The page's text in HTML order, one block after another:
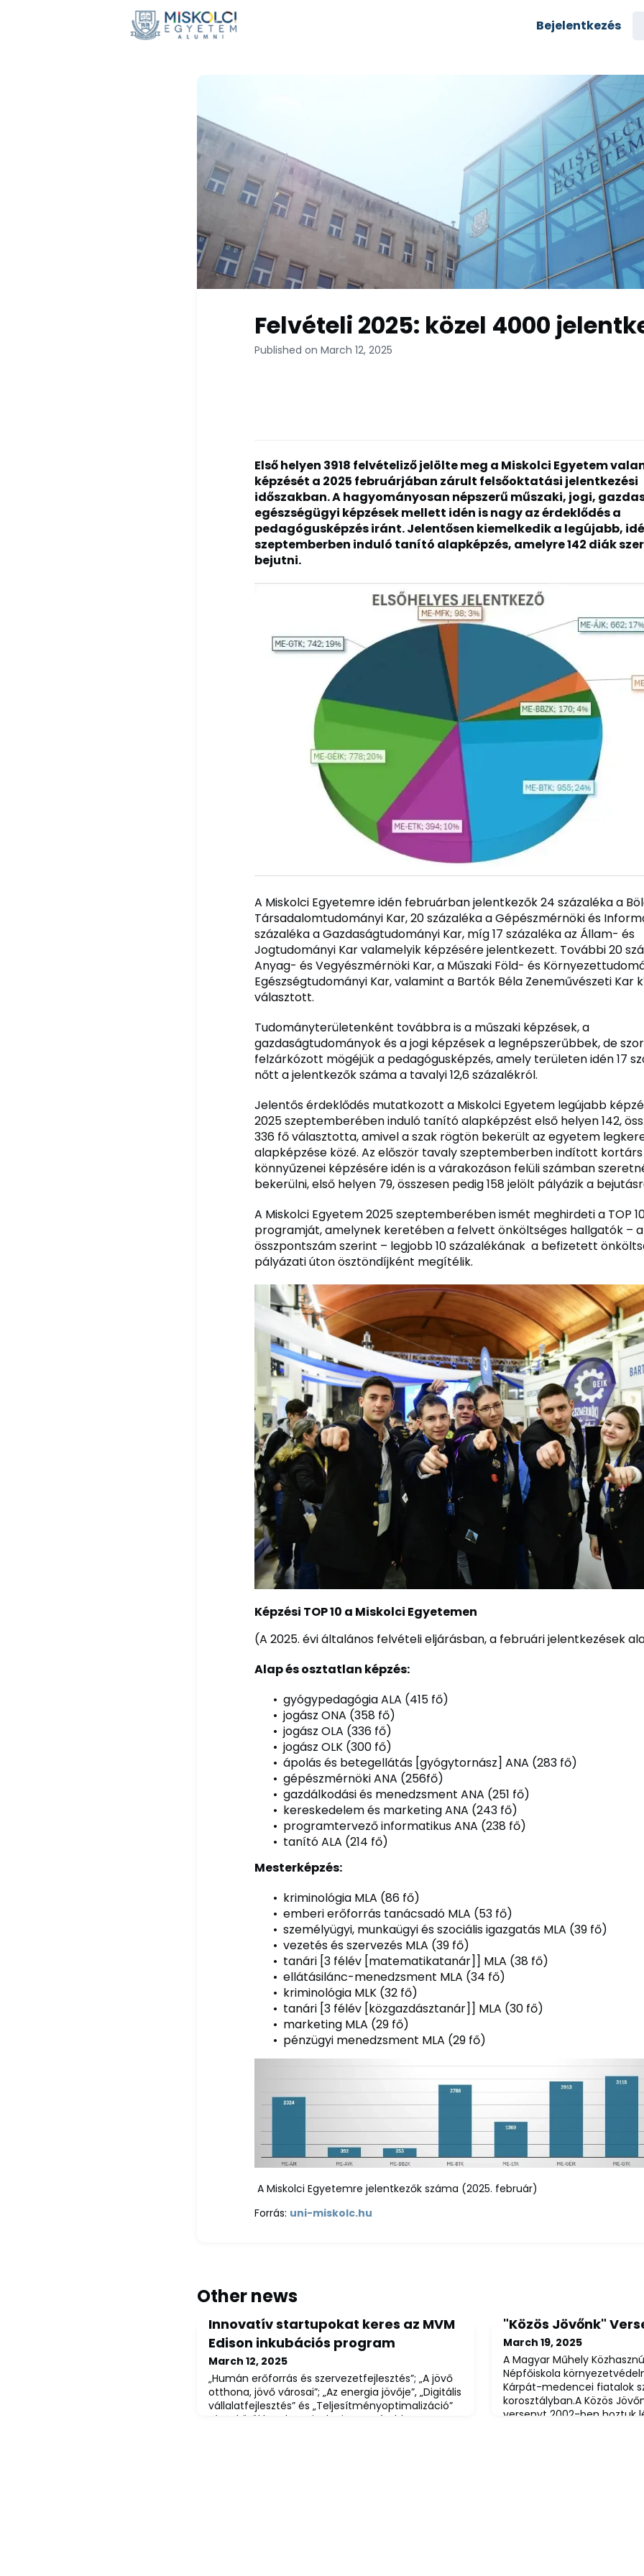
Nemzetközi alumni
Bejelentkezés
Felvételi 2025: közel 4000
Published on March 12, 2025
Első helyen 3918 felvételiző jelölte meg a Miskolci Egyetem
képzését a 2025 februárjában zárult felsőoktatási jelentkezési
időszakban. A hagyományosan népszerű műszaki, jogi,
egészségügyi képzések mellett idén is nagy az érdeklődés a
pedagógusképzés iránt. Jelentősen kiemelkedik a legújabb,
szeptemberben induló tanító alapképzés, amelyre 142 diák
bejutni.
A Miskolci Egyetemre idén februárban jelentkezők 24 százaléka a
Társadalomtudományi Kar, 20 százaléka a Gépészmérnöki és
százaléka a Gazdaságtudományi Kar, míg 17 százaléka az Állam- és
Jogtudományi Kar valamelyik képzésére jelentkezett. További 20
Anyag- és Vegyészmérnöki Kar, a Műszaki Föld- és
Egészségtudományi Kar, valamint a Bartók Béla Zeneművészeti Kar
választott.
Tudományterületenként továbbra is a műszaki képzések, a
gazdaságtudományok és a jogi képzések a legnépszerűbbek, de
felzárkózott mögéjük a pedagógusképzés, amely területen idén 17
nőtt a jelentkezők száma a tavalyi 12,6 százalékról.
Jelentős érdeklődés mutatkozott a Miskolci Egyetem legújabb
2025 szeptemberében induló tanító alapképzést első helyen 142,
336 fő választotta, amivel a szak rögtön bekerült az egyetem
alapképzése közé. Az először tavaly szeptemberben indított kortárs
könnyűzenei képzésére idén is a várakozáson felüli számban
bekerülni, első helyen 79, összesen pedig 158 jelölt pályázik a
A Miskolci Egyetem 2025 szeptemberében ismét meghirdeti a TOP
programját, amelynek keretében a felvett önköltséges hallgatók –
összpontszám szerint – legjobb 10 százalékának a befizetett
pályázati úton ösztöndíjként megítélik.
Képzési TOP 10 a Miskolci Egyetemen
(A 2025. évi általános felvételi eljárásban, a februári jelentkezések
Alap és osztatlan képzés:
gyógypedagógia ALA (415 fő)
jogász ONA (358 fő)
jogász OLA (336 fő)
jogász OLK (300 fő)
ápolás és betegellátás [gyógytornász] ANA (283 fő)
gépészmérnöki ANA (256fő)
gazdálkodási és menedzsment ANA (251 fő)
kereskedelem és marketing ANA (243 fő)
programtervező informatikus ANA (238 fő)
tanító ALA (214 fő)
Mesterképzés:
kriminológia MLA (86 fő)
emberi erőforrás tanácsadó MLA (53 fő)
személyügyi, munkaügyi és szociális igazgatás MLA (39 fő)
vezetés és szervezés MLA (39 fő)
tanári [3 félév [matematikatanár]] MLA (38 fő)
ellátásilánc-menedzsment MLA (34 fő)
kriminológia MLK (32 fő)
tanári [3 félév [közgazdásztanár]] MLA (30 fő)
marketing MLA (29 fő)
pénzügyi menedzsment MLA (29 fő)
A Miskolci Egyetemre jelentkezők száma (2025. február)
Forrás: uni-miskolc.hu
Other news
Innovatív startupokat keres az MVM
Edison inkubációs program
March 12, 2025
„Humán erőforrás és szervezetfejlesztés”; „A jövő
otthona, jövő városai”; „Az energia jövője”, „Digitális
vállalatfejlesztés” és „Teljesítményoptimalizáció”
témakörökben keresi a leginnovatívabb
"Közös Jövőnk"
March 19, 2025
A Magyar Műhely
Népfőiskola
Kárpát-medencei fiatalok
korosztályban.A Közös
versenyt 2002-ben hoztuk